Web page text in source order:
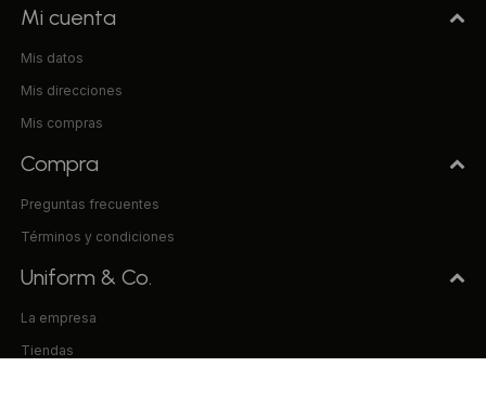
Mi cuenta
Mis datos
Mis direcciones
Mis compras
Compra
Preguntas frecuentes
Términos y condiciones
Uniform & Co.
La empresa
Tiendas